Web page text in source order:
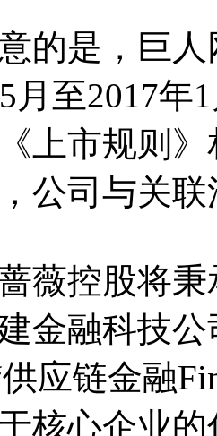
是，巨人
月至2017年
上市规则
公司与关
控股将秉
金融科技
供应链金融
核心企业